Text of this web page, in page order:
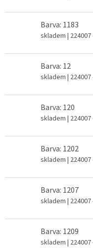
Barva: 1183
skladem | 224007
Barva: 12
skladem | 224007
Barva: 120
skladem | 224007
Barva: 1202
skladem | 224007
Barva: 1207
skladem | 224007
Barva: 1209
skladem | 224007